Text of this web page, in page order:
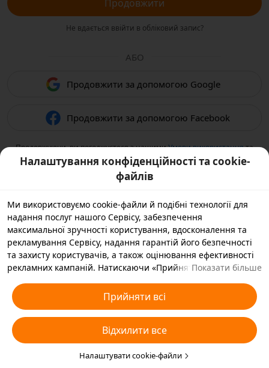
Продовжити
Не вдається ввійти в обліковий запис?
АБО
Продовжити за допомогою Google
Продовжити за допомогою Facebook
Продовжуючи, ви погоджуєтеся з нашимиУмови використаннята
підтверджуєте, що прочитали нашуПолітикою конфіденційності
Налаштування конфіденційності та cookie-
файлів
Ми використовуємо cookie-файли й подібні технології для
надання послуг нашого Сервісу, забезпечення
максимальної зручності користування, вдосконалення та
рекламування Сервісу, надання гарантій його безпечності
та захисту користувачів, а також оцінювання ефективності
рекламних кампаній. Натискаючи «Прийняти всі», ви
cookie-файли й подібні технології на вашому пристрої,
зібрані в рекламних цілях. Ви також можете вибрати
варіант «Відхилити всі» для необов’язкових cookie-файлів
або вказати, які типи cookie-файлів ви згодні прийняти, а які
бажаєте заблокувати, натиснувши «Налаштувати cookie-
файли» нижче на цій сторінці або зайшовши в розділ
Показати більше
Прийняти всі
Відхилити все
Налаштувати cookie-файли